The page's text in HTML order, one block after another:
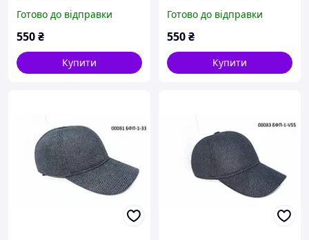
Готово до відправки
550₴
Купити
Готово до відправки
550₴
Купити